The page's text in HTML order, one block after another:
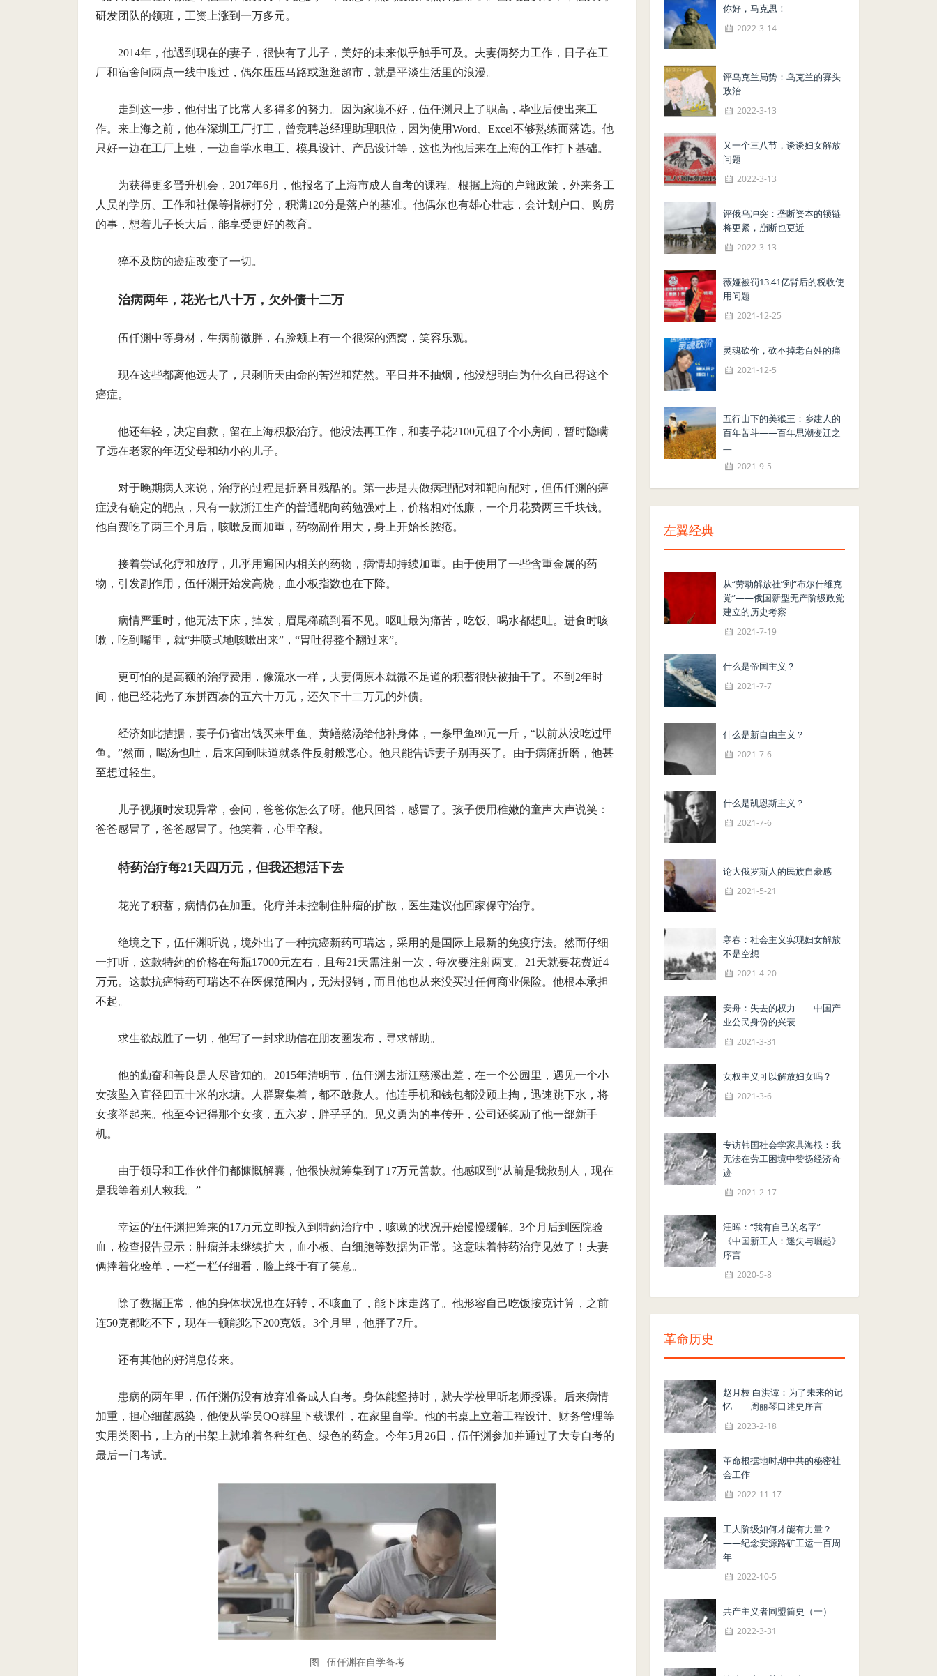
研发团队的领班，工资上涨到一万多元。
2014年，他遇到现在的妻子，很快有了儿子，美好的未来似乎触手可及。夫妻俩努力工作，日子在工
厂和宿舍间两点一线中度过，偶尔压压马路或逛逛超市，就是平淡生活里的浪漫。
走到这一步，他付出了比常人多得多的努力。因为家境不好，伍仟渊只上了职高，毕业后便出来工
作。来上海之前，他在深圳工厂打工，曾竞聘总经理助理职位，因为使用Word、Excel不够熟练而落选。他
只好一边在工厂上班，一边自学水电工、模具设计、产品设计等，这也为他后来在上海的工作打下基础。
为获得更多晋升机会，2017年6月，他报名了上海市成人自考的课程。根据上海的户籍政策，外来务工
人员的学历、工作和社保等指标打分，积满120分是落户的基准。他偶尔也有雄心壮志，会计划户口、购房
的事，想着儿子长大后，能享受更好的教育。
猝不及防的癌症改变了一切。
治病两年，花光七八十万，欠外债十二万
伍仟渊中等身材，生病前微胖，右脸颊上有一个很深的酒窝，笑容乐观。
现在这些都离他远去了，只剩听天由命的苦涩和茫然。平日并不抽烟，他没想明白为什么自己得这个
癌症。
他还年轻，决定自救，留在上海积极治疗。他没法再工作，和妻子花2100元租了个小房间，暂时隐瞒
了远在老家的年迈父母和幼小的儿子。
对于晚期病人来说，治疗的过程是折磨且残酷的。第一步是去做病理配对和靶向配对，但伍仟渊的癌
症没有确定的靶点，只有一款浙江生产的普通靶向药勉强对上，价格相对低廉，一个月花费两三千块钱。
他自费吃了两三个月后，咳嗽反而加重，药物副作用大，身上开始长脓疮。
接着尝试化疗和放疗，几乎用遍国内相关的药物，病情却持续加重。由于使用了一些含重金属的药
物，引发副作用，伍仟渊开始发高烧，血小板指数也在下降。
病情严重时，他无法下床，掉发，眉尾稀疏到看不见。呕吐最为痛苦，吃饭、喝水都想吐。进食时咳
嗽，吃到嘴里，就“井喷式地咳嗽出来”，“胃吐得整个翻过来”。
更可怕的是高额的治疗费用，像流水一样，夫妻俩原本就微不足道的积蓄很快被抽干了。不到2年时
间，他已经花光了东拼西凑的五六十万元，还欠下十二万元的外债。
经济如此拮据，妻子仍省出钱买来甲鱼、黄鳝熬汤给他补身体，一条甲鱼80元一斤，“以前从没吃过甲
鱼。”然而，喝汤也吐，后来闻到味道就条件反射般恶心。他只能告诉妻子别再买了。由于病痛折磨，他甚
至想过轻生。
儿子视频时发现异常，会问，爸爸你怎么了呀。他只回答，感冒了。孩子便用稚嫩的童声大声说笑：
爸爸感冒了，爸爸感冒了。他笑着，心里辛酸。
特药治疗每21天四万元，但我还想活下去
花光了积蓄，病情仍在加重。化疗并未控制住肿瘤的扩散，医生建议他回家保守治疗。
绝境之下，伍仟渊听说，境外出了一种抗癌新药可瑞达，采用的是国际上最新的免疫疗法。然而仔细
一打听，这款特药的价格在每瓶17000元左右，且每21天需注射一次，每次要注射两支。21天就要花费近4
万元。这款抗癌特药可瑞达不在医保范围内，无法报销，而且他也从来没买过任何商业保险。他根本承担
不起。
求生欲战胜了一切，他写了一封求助信在朋友圈发布，寻求帮助。
他的勤奋和善良是人尽皆知的。2015年清明节，伍仟渊去浙江慈溪出差，在一个公园里，遇见一个小
女孩坠入直径四五十米的水塘。人群聚集着，都不敢救人。他连手机和钱包都没顾上掏，迅速跳下水，将
女孩举起来。他至今记得那个女孩，五六岁，胖乎乎的。见义勇为的事传开，公司还奖励了他一部新手
机。
由于领导和工作伙伴们都慷慨解囊，他很快就筹集到了17万元善款。他感叹到“从前是我救别人，现在
是我等着别人救我。”
幸运的伍仟渊把筹来的17万元立即投入到特药治疗中，咳嗽的状况开始慢慢缓解。3个月后到医院验
血，检查报告显示：肿瘤并未继续扩大，血小板、白细胞等数据为正常。这意味着特药治疗见效了！夫妻
俩捧着化验单，一栏一栏仔细看，脸上终于有了笑意。
除了数据正常，他的身体状况也在好转，不咳血了，能下床走路了。他形容自己吃饭按克计算，之前
连50克都吃不下，现在一顿能吃下200克饭。3个月里，他胖了7斤。
还有其他的好消息传来。
患病的两年里，伍仟渊仍没有放弃准备成人自考。身体能坚持时，就去学校里听老师授课。后来病情
加重，担心细菌感染，他便从学员QQ群里下载课件，在家里自学。他的书桌上立着工程设计、财务管理等
实用类图书，上方的书架上就堆着各种红色、绿色的药盒。今年5月26日，伍仟渊参加并通过了大专自考的
最后一门考试。
图 | 伍仟渊在自学备考
你好，马克思！
2022-3-14
评乌克兰局势：乌克兰的寡头
政治
2022-3-13
又一个三八节，谈谈妇女解放
问题
2022-3-13
评俄乌冲突：垄断资本的锁链
将更紧，崩断也更近
2022-3-13
薇娅被罚13.41亿背后的税收使
用问题
2021-12-25
灵魂砍价，砍不掉老百姓的痛
2021-12-5
五行山下的美猴王：乡建人的
百年苦斗——百年思潮变迁之
二
2021-9-5
左翼经典
从“劳动解放社”到“布尔什维克
党”——俄国新型无产阶级政党
建立的历史考察
2021-7-19
什么是帝国主义？
2021-7-7
什么是新自由主义？
2021-7-6
什么是凯恩斯主义？
2021-7-6
论大俄罗斯人的民族自豪感
2021-5-21
寒春：社会主义实现妇女解放
不是空想
2021-4-20
安舟：失去的权力——中国产
业公民身份的兴衰
2021-3-31
女权主义可以解放妇女吗？
2021-3-6
专访韩国社会学家具海根：我
无法在劳工困境中赞扬经济奇
迹
2021-2-17
汪晖：“我有自己的名字”——
《中国新工人：迷失与崛起》
序言
2020-5-8
革命历史
赵月枝 白洪谭：为了未来的记
忆——周丽琴口述史序言
2023-2-18
革命根据地时期中共的秘密社
会工作
2022-11-17
工人阶级如何才能有力量？
——纪念安源路矿工运一百周
年
2022-10-5
共产主义者同盟简史（一）
2022-3-31